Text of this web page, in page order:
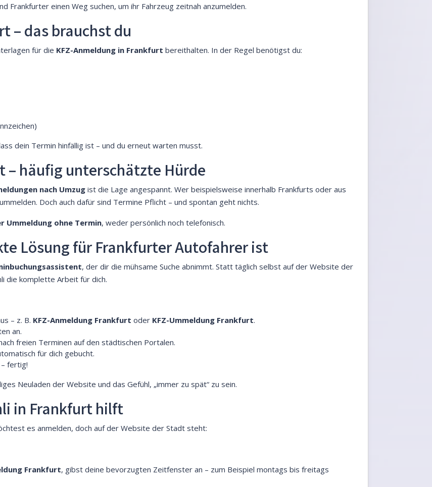
Frankfurter einen Weg suchen, um ihr Fahrzeug zeitnah anzumelden.
– das brauchst du
für die KFZ-Anmeldung in Frankfurt bereithalten. In der Regel benötigst du:
dein Termin hinfällig ist – und du erneut warten musst.
– häufig unterschätzte Hürde
nach Umzugist die Lage angespannt. Wer beispielsweise innerhalb Frankfurts oder aus
Doch auch dafür sind Termine Pflicht – und spontan geht nichts.
Ummeldung ohne Termin, weder persönlich noch telefonisch.
Lösung für Frankfurter Autofahrer ist
, der dir die mühsame Suche abnimmt. Statt täglich selbst auf der Website der
die komplette Arbeit für dich.
– z. B. KFZ-Anmeldung Frankfurt oder KFZ-Ummeldung Frankfurt.
an.
freien Terminen auf den städtischen Portalen.
für dich gebucht.
fertig!
Neuladen der Website und das Gefühl, „immer zu spät“ zu sein.
in Frankfurt hilft
es anmelden, doch auf der Website der Stadt steht:
Frankfurt, gibst deine bevorzugten Zeitfenster an – zum Beispiel montags bis freitags